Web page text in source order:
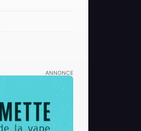
ANNONCE